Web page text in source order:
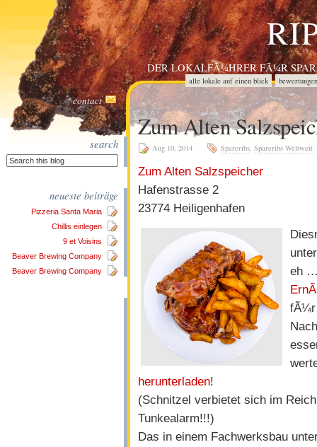
DER LOKALFÃ¼HRER FÃ¼R
alle lokale auf einen blick
bewertungen
impressum
leser ã¼ber ripperl.at
spareribs empfehlungen
unser motto
contact
search
neueste beiträge
Pizzeria Santa Maria
Chillis einlegen
9 et Voisins
Beaver Brewing Company
Beaver Brewing Company
Zum Alten
Aug 10, 2014 Spareribs, Spareribs Weltweit
Zum Alten Salzspeicher
Hafenstrasse 2
23774 Heiligenhafen
eh
fÃ¼r
herunterladen!
(Schnitzel verbietet sich im
Tunkealarm!!!)
Das in einem Fachwerksbau